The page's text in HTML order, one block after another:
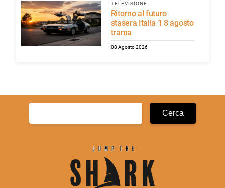
TELEVISIONE
Ritorno al futuro
stasera Italia 1 8 agosto
trama
08 Agosto 2026
Ricerca